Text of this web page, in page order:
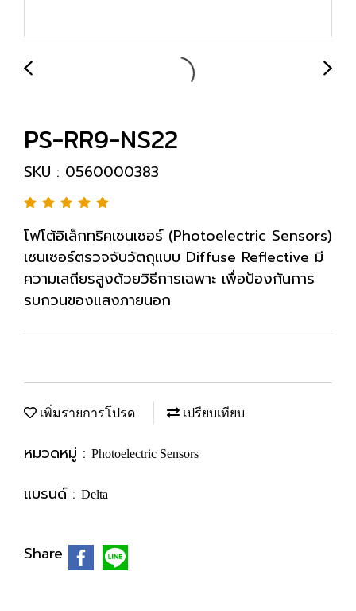
PS-RR9-NS22
SKU : 0560000383
โฟโต้อิเล็กทริคเซนเซอร์ (Photoelectric Sensors)
เซนเซอร์ตรวจจับวัตถุแบบ Diffuse Reflective มี
ความเสถียรสูงด้วยวิธีการเฉพาะ เพื่อป้องกันการ
รบกวนของแสงภายนอก
เพิ่มรายการโปรด เปรียบเทียบ
หมวดหมู่ : Photoelectric Sensors
แบรนด์ : Delta
Share